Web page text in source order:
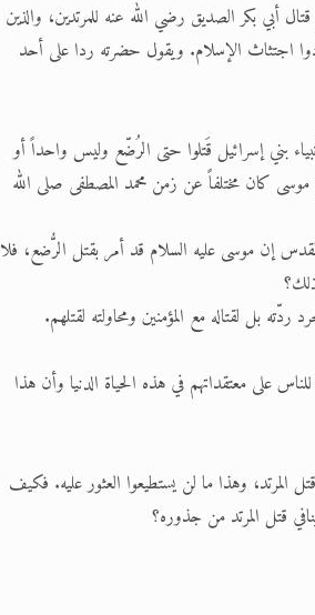
أبي بكر الصديق رضي الله عنه للمرتدين، والذين
اجتثاث الإسلام. ويقول حضرته ردا على أحد
بني إسرائيل قَتلوا حتى الرُضّع وليس واحداً أو
موسى كان مختلفاً عن زمن محمد المصطفى صلى الله
إن موسى عليه السلام قد أمر بقتل الرُّضع، فلا
بل لقتاله مع المؤمنين ومحاولته لقتلهم.
على معتقداتهم في هذه الحياة الدنيا وأن هذا
المرتد، وهذا ما لن يستطيعوا العثور عليه. فكيف
قتل المرتد من جذوره؟